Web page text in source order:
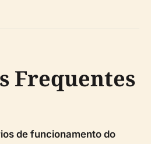
Frequentes
de funcionamento do